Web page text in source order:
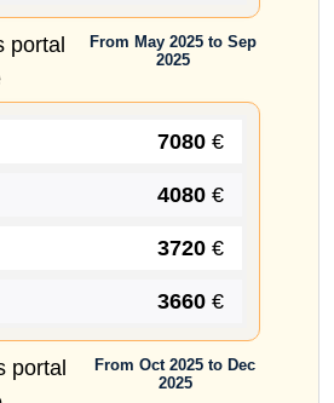
From May 2025 to Sep
2025
7080 €
4080 €
3720 €
3660 €
From Oct 2025 to Dec
2025